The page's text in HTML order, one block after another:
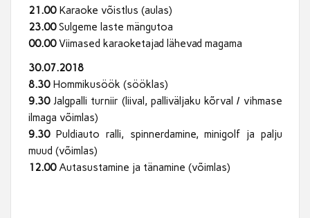
21.00 Karaoke võistlus (aulas)
23.00Sulgeme laste mängutoa
00.00Viimased karaoketajad lähevad magama
30.07.2018
8.30Hommikusöök (sööklas)
9.30Jalgpalli turniir (liival, palliväljaku kõrval / vihmase
ilmaga võimlas)
9.30Puldiauto ralli, spinnerdamine, minigolf ja palju
muud (võimlas)
12.00Autasustamine ja tänamine (võimlas)